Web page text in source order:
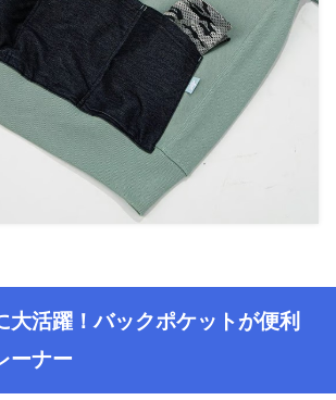
大活躍！バックポケットが便利
ーナー